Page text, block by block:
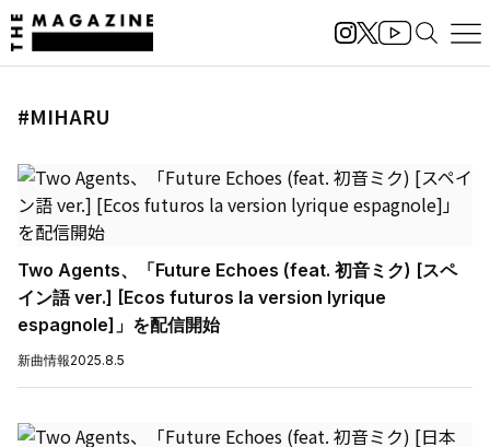
#MIHARU
Two Agents、「Future Echoes (feat. 初音ミク) [スペ
イン語 ver.] [Ecos futuros la version lyrique
espagnole]」を配信開始
新曲情報2025.8.5